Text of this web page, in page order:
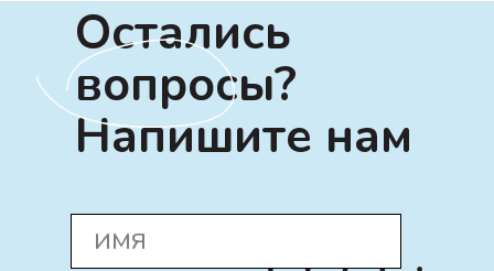
Остались
вопросы?
Напишите нам